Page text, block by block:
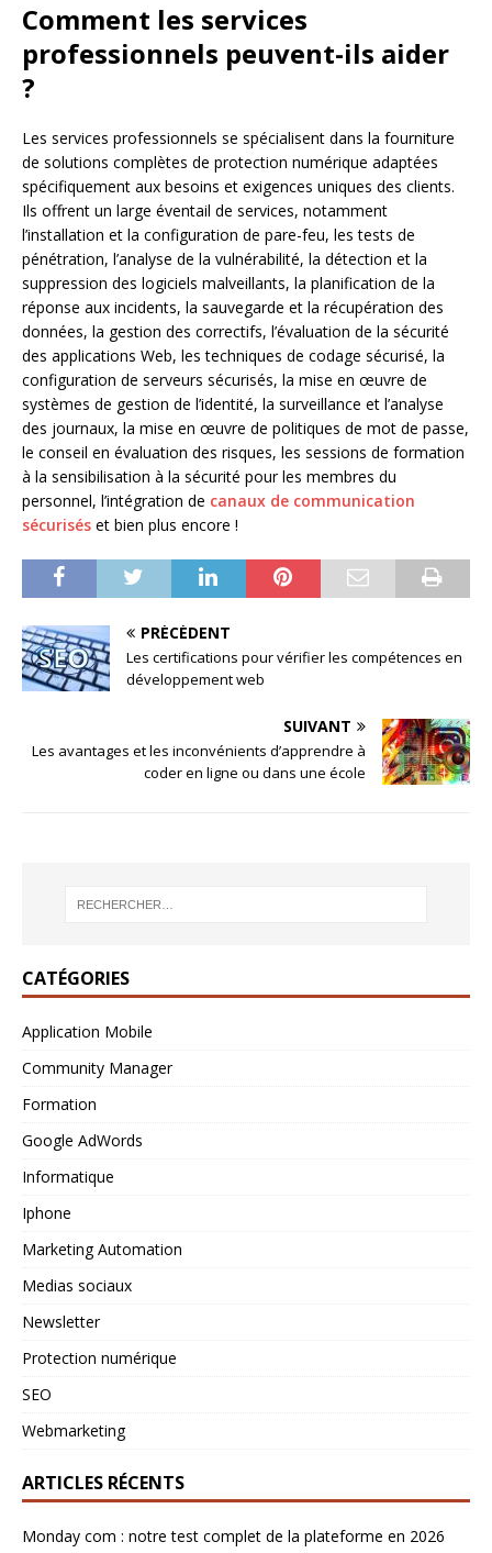
Comment les services
professionnels peuvent-ils aider
?
Les services professionnels se spécialisent dans la fourniture
de solutions complètes de protection numérique adaptées
spécifiquement aux besoins et exigences uniques des clients.
Ils offrent un large éventail de services, notamment
l’installation et la configuration de pare-feu, les tests de
pénétration, l’analyse de la vulnérabilité, la détection et la
suppression des logiciels malveillants, la planification de la
réponse aux incidents, la sauvegarde et la récupération des
données, la gestion des correctifs, l’évaluation de la sécurité
des applications Web, les techniques de codage sécurisé, la
configuration de serveurs sécurisés, la mise en œuvre de
systèmes de gestion de l’identité, la surveillance et l’analyse
des journaux, la mise en œuvre de politiques de mot de passe,
le conseil en évaluation des risques, les sessions de formation
à la sensibilisation à la sécurité pour les membres du
personnel, l’intégration de canaux de communication
sécurisés et bien plus encore !
PRÉCÉDENT
Les certifications pour vérifier les compétences en
développement web
SUIVANT
Les avantages et les inconvénients d’apprendre à
coder en ligne ou dans une école
CATÉGORIES
Application Mobile
Community Manager
Formation
Google AdWords
Informatique
Iphone
Marketing Automation
Medias sociaux
Newsletter
Protection numérique
SEO
Webmarketing
ARTICLES RÉCENTS
Monday com : notre test complet de la plateforme en 2026